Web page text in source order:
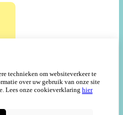
technieken om websiteverkeer te
over uw gebruik van onze site
Lees onze cookieverklaring hier